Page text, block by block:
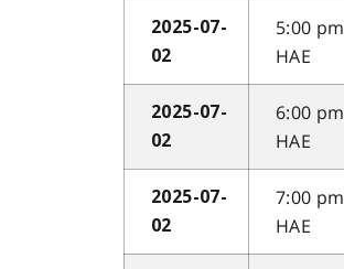
2025-07-
02
5:00 pm
HAE
2025-07-
02
6:00 pm
HAE
2025-07-
02
7:00 pm
HAE